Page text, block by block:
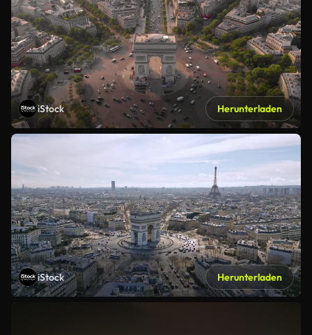
iStock Herunterladen
iStock Herunterladen